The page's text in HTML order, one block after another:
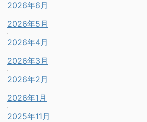
2026年6月
2026年5月
2026年4月
2026年3月
2026年2月
2026年1月
2025年11月